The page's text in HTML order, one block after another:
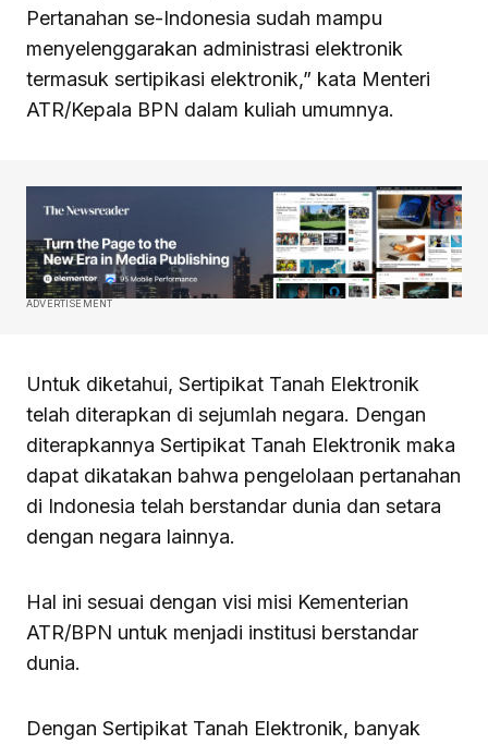
Pertanahan se-Indonesia sudah mampu
menyelenggarakan administrasi elektronik
termasuk sertipikasi elektronik,” kata Menteri
ATR/Kepala BPN dalam kuliah umumnya.
ADVERTISEMENT
Untuk diketahui, Sertipikat Tanah Elektronik
telah diterapkan di sejumlah negara. Dengan
diterapkannya Sertipikat Tanah Elektronik maka
dapat dikatakan bahwa pengelolaan pertanahan
di Indonesia telah berstandar dunia dan setara
dengan negara lainnya.
Hal ini sesuai dengan visi misi Kementerian
ATR/BPN untuk menjadi institusi berstandar
dunia.
Dengan Sertipikat Tanah Elektronik, banyak